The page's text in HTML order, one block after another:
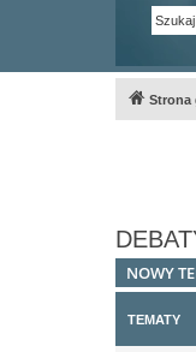
Strona
NOWY
TEMATY